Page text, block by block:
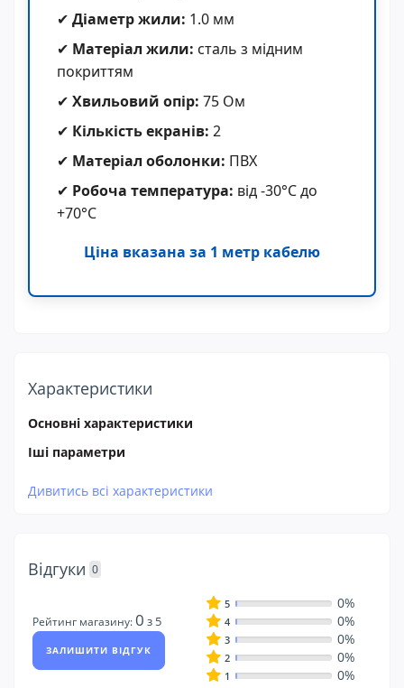
✔ Діаметр жили: 1.0 мм
✔ Матеріал жили: сталь з мідним
покриттям
✔ Хвильовий опір: 75 Ом
✔ Кількість екранів: 2
✔ Матеріал оболонки: ПВХ
✔ Робоча температура: від -30°C до
+70°C
Ціна вказана за 1 метр кабелю
Характеристики
Основні характеристики
Іші параметри
Дивитись всі характеристики
Відгуки 0
Рейтинг магазину:0 з 5
ЗАЛИШИТИ ВІДГУК
5 0%
4 0%
3 0%
2 0%
1 0%